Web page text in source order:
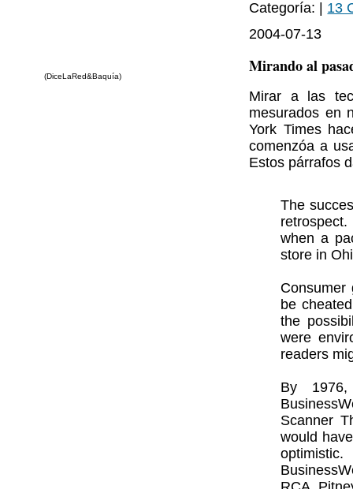
(DiceLaRed&Baquía)
Categoría: | 13
2004-07-13
Mirando al
Mirar a las
mesurados en
York Times
comenzóa a
Estos párrafos
The
when a
store in
Consumer
be
the
were
readers
By
Scanner
would